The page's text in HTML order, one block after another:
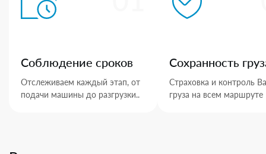
Соблюдение сроков
Отслеживаем каждый этап, от
подачи машины до разгрузки..
Сохранность
Страховка и контроль
груза на всем маршруте